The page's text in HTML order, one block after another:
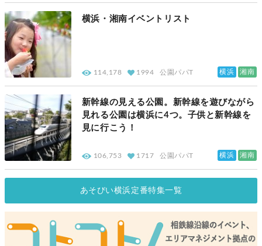
横浜・湘南イベントリスト
114,178 1994 公園パパT 横浜 湘南
新幹線の見える公園。新幹線を遊びながら
見れる公園は横浜に4つ。子供と新幹線を
見に行こう！
106,753 1717 公園パパT 横浜 湘南
あそびい横浜定番特集一覧